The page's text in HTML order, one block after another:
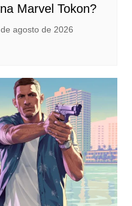
Marvel Tokon?
agosto de 2026